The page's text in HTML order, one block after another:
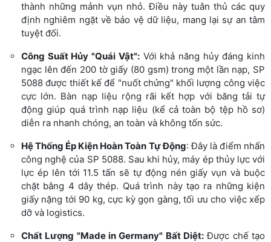
thành những mảnh vụn nhỏ. Điều này tuân thủ các quy
định nghiêm ngặt về bảo vệ dữ liệu, mang lại sự an tâm
tuyệt đối.
Công Suất Hủy "Quái Vật":Với khả năng hủy đáng kinh
ngạc lên đến 200 tờ giấy (80 gsm) trong một lần nạp, SP
5088 được thiết kế để "nuốt chửng" khối lượng công việc
cực lớn. Bàn nạp liệu rộng rãi kết hợp với băng tải tự
động giúp quá trình nạp liệu (kể cả toàn bộ tệp hồ sơ)
diễn ra nhanh chóng, an toàn và không tốn sức.
Hệ Thống Ép Kiện Hoàn Toàn Tự Động: Đây là điểm nhấn
công nghệ của SP 5088. Sau khi hủy, máy ép thủy lực với
lực ép lên tới 11.5 tấn sẽ tự động nén giấy vụn và buộc
chặt bằng 4 dây thép. Quá trình này tạo ra những kiện
giấy nặng tới 90 kg, cực kỳ gọn gàng, tối ưu cho việc xếp
dỡ và logistics.
Chất Lượng "Made in Germany" Bất Diệt: Được chế tạo